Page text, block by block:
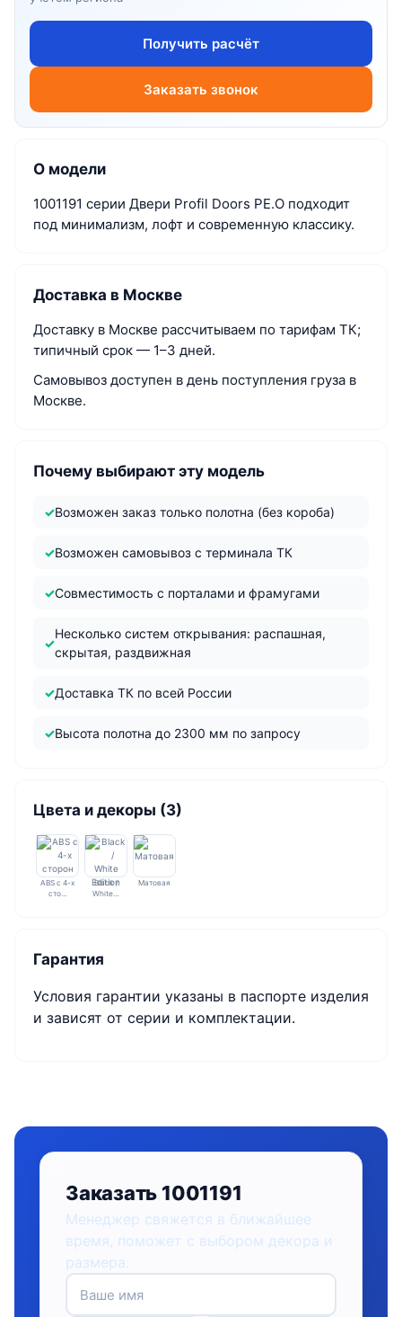
Получить расчёт
Заказать звонок
О модели
1001191 серии Двери Profil Doors PE.O подходит
под минимализм, лофт и современную классику.
Доставка в Москве
Доставку в Москве рассчитываем по тарифам ТК;
типичный срок — 1–3 дней.
Самовывоз доступен в день поступления груза в
Москве.
Почему выбирают эту модель
Возможен заказ только полотна (без короба)
Возможен самовывоз с терминала ТК
Совместимость с порталами и фрамугами
Несколько систем открывания: распашная,
скрытая, раздвижная
Доставка ТК по всей России
Высота полотна до 2300 мм по запросу
Цвета и декоры (3)
ABS с 4-х
сто…
Black /
White…
Матовая
Гарантия
Условия гарантии указаны в паспорте изделия
и зависят от серии и комплектации.
Заказать 1001191
Менеджер свяжется в ближайшее
время, поможет с выбором декора и
размера.